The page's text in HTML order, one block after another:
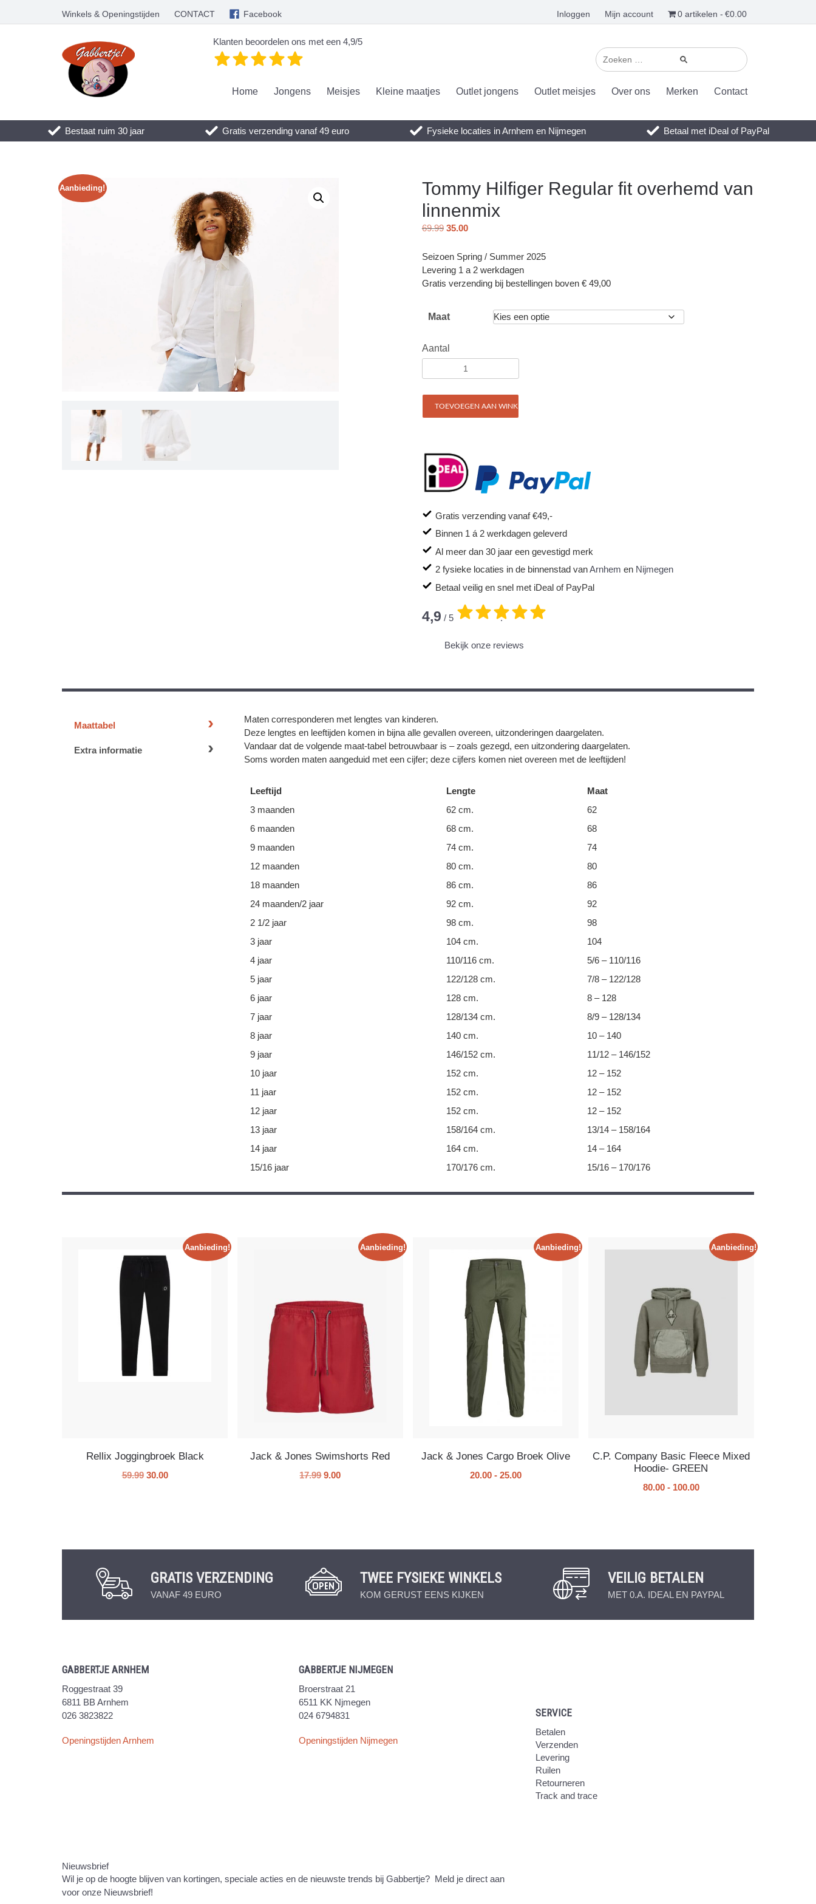
Winkels & Openingstijden CONTACT Facebook Inloggen Mijn account 0 artikelen €0.00
Klanten beoordelen ons met een 4,9/5
Home Jongens Meisjes Kleine maatjes Outlet jongens Outlet meisjes Over ons Merken Contact
Bestaat ruim 30 jaar Gratis verzending vanaf 49 euro Fysieke locaties in Arnhem en Nijmegen Betaal met iDeal of PayPal
Aanbieding!
Tommy Hilfiger Regular fit overhemd van
linnenmix
69.99 35.00
Seizoen Spring / Summer 2025
Levering 1 a 2 werkdagen
Gratis verzending bij bestellingen boven € 49,00
Maat
Aantal
TOEVOEGEN AAN WINKELWAGEN
Gratis verzending vanaf €49,-
Binnen 1 á 2 werkdagen geleverd
Al meer dan 30 jaar een gevestigd merk
2 fysieke locaties in de binnenstad vanArnhem en Nijmegen
Betaal veilig en snel met iDeal of PayPal
4,9 / 5 .
Bekijk onze reviews
Maattabel
Extra informatie
Maten corresponderen met lengtes van kinderen.
Deze lengtes en leeftijden komen in bijna alle gevallen overeen, uitzonderingen daargelaten.
Vandaar dat de volgende maat-tabel betrouwbaar is – zoals gezegd, een uitzondering daargelaten.
Soms worden maten aangeduid met een cijfer; deze cijfers komen niet overeen met de leeftijden!
Leeftijd Lengte
Maat
3 maanden
62 cm.
62
6 maanden
68 cm.
68
9 maanden
74 cm.
74
12 maanden
80 cm.
80
18 maanden
86 cm.
86
24 maanden/2 jaar
92 cm.
92
2 1/2 jaar
98 cm.
98
3 jaar
104 cm.
104
4 jaar
110/116 cm.
5/6 – 110/116
5 jaar
122/128 cm.
7/8 – 122/128
6 jaar
128 cm.
8 – 128
7 jaar
128/134 cm.
8/9 – 128/134
8 jaar
140 cm.
10 – 140
9 jaar
146/152 cm.
11/12 – 146/152
10 jaar
152 cm.
12 – 152
11 jaar
152 cm.
12 – 152
12 jaar
152 cm.
12 – 152
13 jaar
158/164 cm.
13/14 – 158/164
14 jaar
164 cm.
14 – 164
15/16 jaar
170/176 cm. 15/16 – 170/176
Aanbieding!
Rellix Joggingbroek Black
59.99 30.00
Aanbieding!
Jack & Jones Swimshorts Red
17.99 9.00
Aanbieding!
Jack & Jones Cargo Broek Olive
20.00 - 25.00
Aanbieding!
C.P. Company Basic Fleece Mixed
Hoodie- GREEN
80.00 - 100.00
GRATIS VERZENDING
VANAF 49 EURO
TWEE FYSIEKE WINKELS
KOM GERUST EENS KIJKEN
VEILIG BETALEN
MET 0.A. IDEAL EN PAYPAL
GABBERTJE ARNHEM
Roggestraat 39
6811 BB Arnhem
026 3823822
Openingstijden Arnhem
GABBERTJE NIJMEGEN
Broerstraat 21
6511 KK Njmegen
024 6794831
Openingstijden Nijmegen
SERVICE
Betalen
Verzenden
Levering
Ruilen
Retourneren
Track and trace
Nieuwsbrief
Wil je op de hoogte blijven van kortingen, speciale acties en de nieuwste trends bij Gabbertje? Meld je direct aan
voor onze Nieuwsbrief!